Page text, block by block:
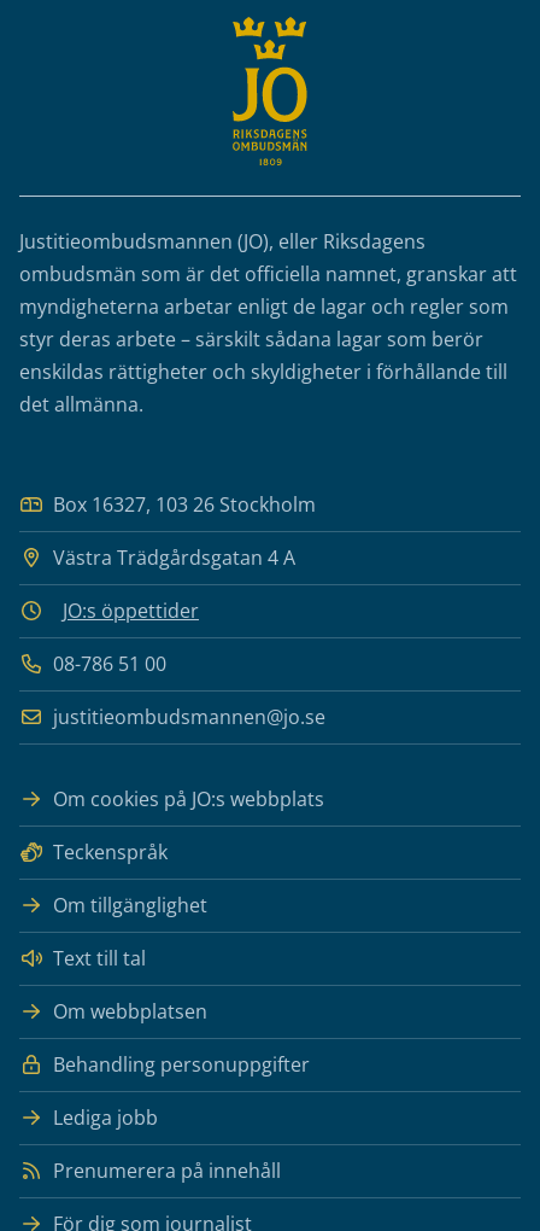
Justitieombudsmannen (JO), eller Riksdagens
ombudsmän som är det officiella namnet, granskar att
myndigheterna arbetar enligt de lagar och regler som
styr deras arbete – särskilt sådana lagar som berör
enskildas rättigheter och skyldigheter i förhållande till
det allmänna.
Box 16327, 103 26 Stockholm
Västra Trädgårdsgatan 4 A
JO:s öppettider
08-786 51 00
justitieombudsmannen@jo.se
Om cookies på JO:s webbplats
Teckenspråk
Om tillgänglighet
Text till tal
Om webbplatsen
Behandling personuppgifter
Lediga jobb
Prenumerera på innehåll
För dig som journalist